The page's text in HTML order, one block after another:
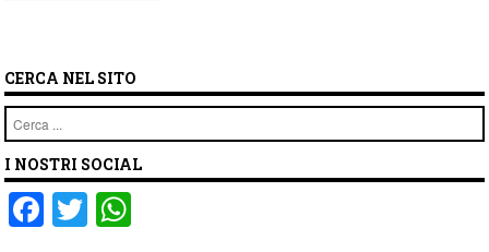
CERCA NEL SITO
Cerca
I NOSTRI SOCIAL
F T